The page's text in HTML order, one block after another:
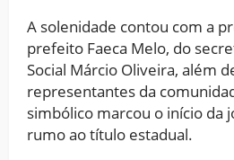
A solenidade contou com a
prefeito Faeca Melo, do
Social Márcio Oliveira, além
representantes da
simbólico marcou o início da
rumo ao título estadual.